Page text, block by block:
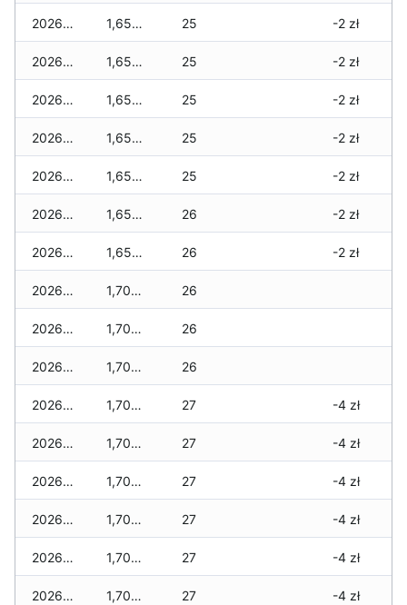
2026-04-19 1,655 zł 25 -2 zł
2026-04-18 1,655 zł 25 -2 zł
2026-04-17 1,655 zł 25 -2 zł
2026-04-16 1,655 zł 25 -2 zł
2026-04-15 1,655 zł 25 -2 zł
2026-04-14 1,655 zł 26 -2 zł
2026-04-13 1,655 zł 26 -2 zł
2026-04-12 1,705 zł 26
2026-04-11 1,705 zł 26
2026-04-10 1,705 zł 26
2026-04-09 1,705 zł 27 -4 zł
2026-04-08 1,705 zł 27 -4 zł
2026-04-07 1,705 zł 27 -4 zł
2026-04-06 1,705 zł 27 -4 zł
2026-04-05 1,705 zł 27 -4 zł
2026-04-04 1,705 zł 27 -4 zł